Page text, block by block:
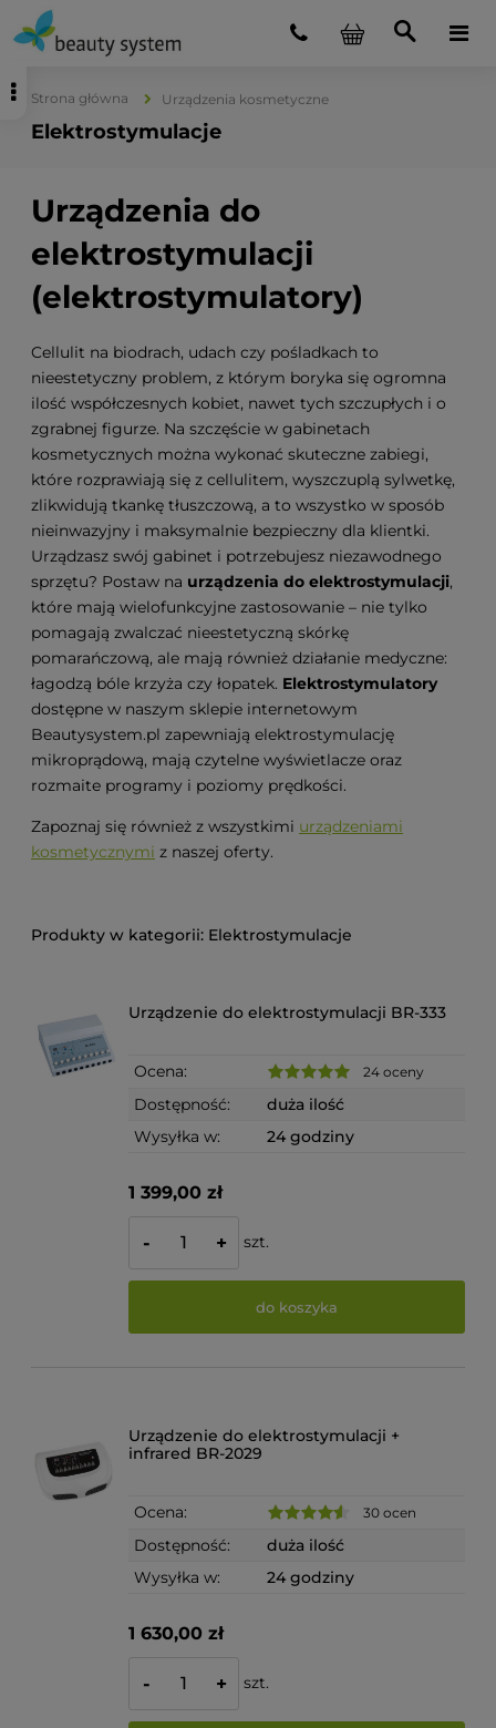
Strona główna Urządzenia kosmetyczne
Elektrostymulacje
Urządzenia do
elektrostymulacji
(elektrostymulatory)
Cellulit na biodrach, udach czy pośladkach to
nieestetyczny problem, z którym boryka się ogromna
ilość współczesnych kobiet, nawet tych szczupłych i o
zgrabnej figurze. Na szczęście w gabinetach
kosmetycznych można wykonać skuteczne zabiegi,
które rozprawiają się z cellulitem, wyszczuplą sylwetkę,
zlikwidują tkankę tłuszczową, a to wszystko w sposób
nieinwazyjny i maksymalnie bezpieczny dla klientki.
Urządzasz swój gabinet i potrzebujesz niezawodnego
sprzętu? Postaw na urządzenia do elektrostymulacji,
które mają wielofunkcyjne zastosowanie – nie tylko
pomagają zwalczać nieestetyczną skórkę
pomarańczową, ale mają również działanie medyczne:
łagodzą bóle krzyża czy łopatek. Elektrostymulatory
dostępne w naszym sklepie internetowym
Beautysystem.pl zapewniają elektrostymulację
mikroprądową, mają czytelne wyświetlacze oraz
rozmaite programy i poziomy prędkości.
Zapoznaj się również z wszystkimi urządzeniami
kosmetycznymi z naszej oferty.
Elektrostymulacje
Urządzenie do elektrostymulacji BR-333
Ocena: 24 oceny
Dostępność:
duża ilość
Wysyłka w:
24 godziny
1 399,00 zł
- + szt.
do koszyka
Urządzenie do elektrostymulacji +
infrared BR-2029
Ocena: 30 ocen
Dostępność:
duża ilość
Wysyłka w:
24 godziny
1 630,00 zł
- + szt.